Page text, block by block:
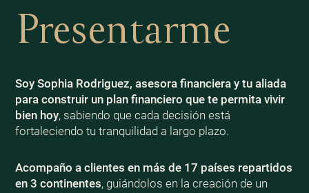
Presentarme
Soy Sophia Rodriguez, asesora financiera y tu aliada
para construir un plan financiero que te permita vivir
bien hoy, sabiendo que cada decisión está
fortaleciendo tu tranquilidad a largo plazo.
Acompaño a clientes en más de 17 países repartidos
en 3 continentes, guiándolos en la creación de un